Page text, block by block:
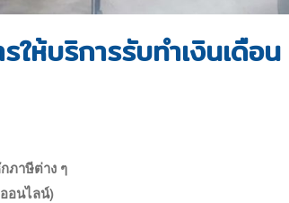
ห้บริการรับทำเงินเดือน
ภาษีต่าง ๆ
อนไลน์)